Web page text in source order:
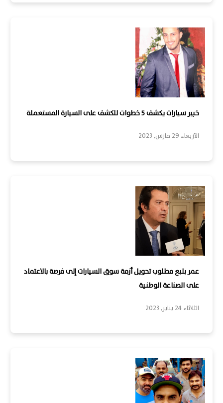
خبير سيارات يكشف 5 خطوات للكشف على السيارة المستعملة
الأربعاء 29 مارس, 2023
عمر بلبع مطلوب تحويل أزمة سوق السيارات إلى فرصة بالاعتماد
على الصناعة الوطنية
الثلاثاء 24 يناير, 2023